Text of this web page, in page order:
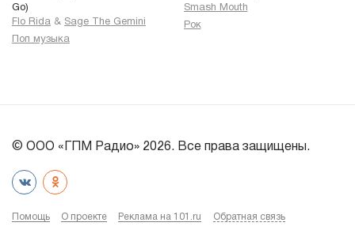
Go)
Flo Rida & Sage The Gemini
Поп музыка
Smash Mouth
Рок
© ООО «ГПМ Радио» 2026. Все права защищены.
Помощь О проекте Реклама на 101.ru Обратная связь